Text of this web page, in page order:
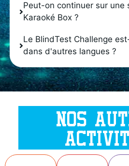
Peut-on continuer sur une
Karaoké Box ?
Le BlindTest Challenge
dans d'autres langues ?
NOS